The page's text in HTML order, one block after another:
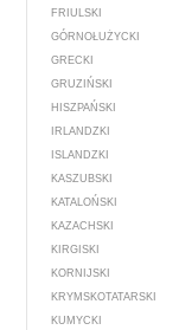
FRIULSKI
GÓRNOŁUŻYCKI
GRECKI
GRUZIŃSKI
HISZPAŃSKI
IRLANDZKI
ISLANDZKI
KASZUBSKI
KATALOŃSKI
KAZACHSKI
KIRGISKI
KORNIJSKI
KRYMSKOTATARSKI
KUMYCKI